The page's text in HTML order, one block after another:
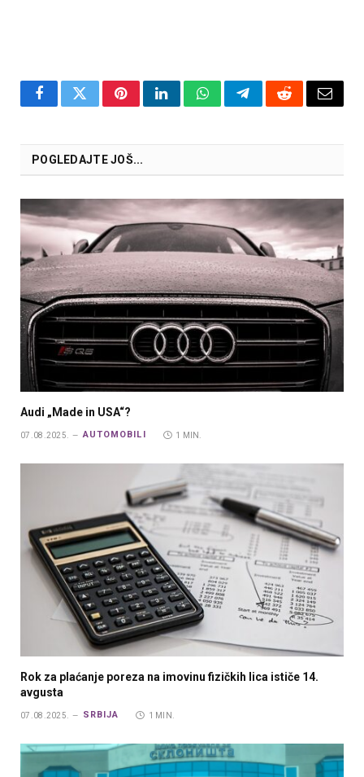
FacebookTwitterPinterestLinkedInWhatsAppTelegramRedditEmail
POGLEDAJTE JOŠ...
Audi „Made in USA“?
07.08.2025. AUTOMOBILI 1 MIN.
Rok za plaćanje poreza na imovinu fizičkih lica ističe 14.
avgusta
07.08.2025. SRBIJA 1 MIN.